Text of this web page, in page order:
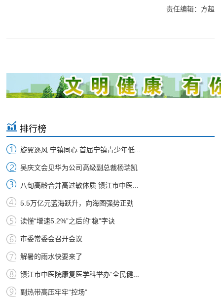
责任编辑：方超
排行榜
旋翼逐风 宁镇同心 首届宁镇青少年低...
吴庆文会见华为公司高级副总裁杨瑞凯
八旬高龄合并高过敏体质 镇江市中医...
5.5万亿元蓝海跃升，向海图强势正劲
读懂“增速5.2%”之后的“稳”字诀
市委常委会召开会议
解暑的雨水快要来了
镇江市中医院康复医学科举办“全民健...
副热带高压牢牢“控场”